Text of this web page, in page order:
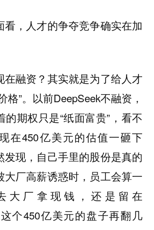
看，人才的争夺竞争确实在加
在融资？其实就是为了给人才
格”。以前DeepSeek不融资，
的期权只是“纸面富贵”，看不
在450亿美元的估值一砸下
发现，自己手里的股份是真的
大厂高薪诱惑时，员工会算一
大厂拿现钱，还是留在
个450亿美元的盘子再翻几